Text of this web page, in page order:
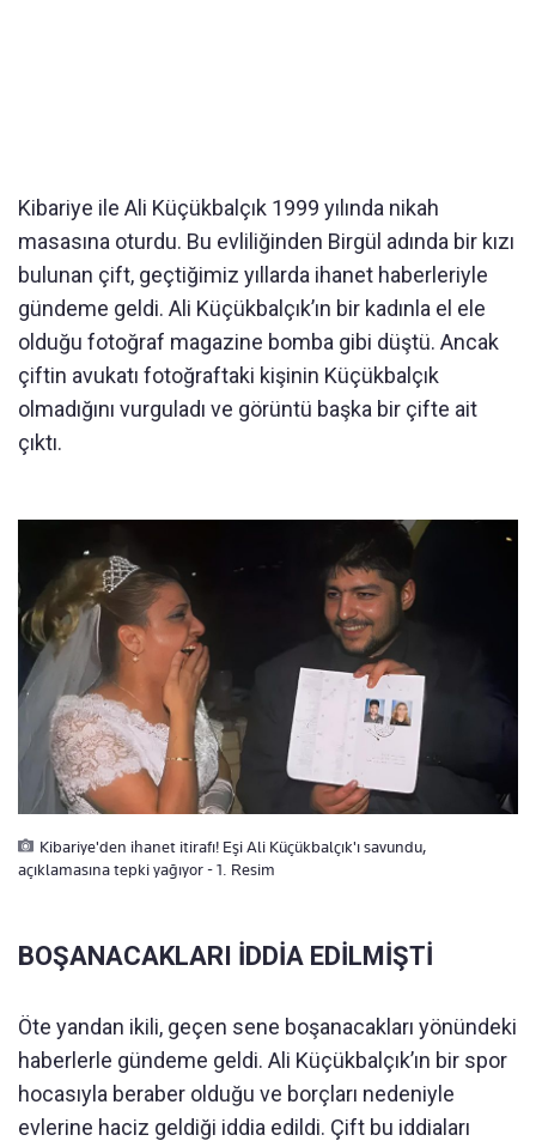
Kibariye ile Ali Küçükbalçık 1999 yılında nikah
masasına oturdu. Bu evliliğinden Birgül adında bir kızı
bulunan çift, geçtiğimiz yıllarda ihanet haberleriyle
gündeme geldi. Ali Küçükbalçık’ın bir kadınla el ele
olduğu fotoğraf magazine bomba gibi düştü. Ancak
çiftin avukatı fotoğraftaki kişinin Küçükbalçık
olmadığını vurguladı ve görüntü başka bir çifte ait
çıktı.
Kibariye'den ihanet itirafı! Eşi Ali Küçükbalçık'ı savundu,
açıklamasına tepki yağıyor - 1. Resim
BOŞANACAKLARI İDDİA EDİLMİŞTİ
Öte yandan ikili, geçen sene boşanacakları yönündeki
haberlerle gündeme geldi. Ali Küçükbalçık’ın bir spor
hocasıyla beraber olduğu ve borçları nedeniyle
evlerine haciz geldiği iddia edildi. Çift bu iddiaları